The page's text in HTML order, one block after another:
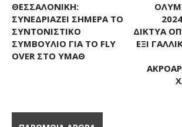
ΘΕΣΣΑΛΟΝΊΚΗ:
ΣΥΝΕΔΡΙΆΖΕΙ ΣΉΜΕΡΑ ΤΟ
ΣΥΝΤΟΝΙΣΤΙΚΌ
ΣΥΜΒΟΎΛΙΟ ΓΙΑ ΤΟ FLY
OVER ΣΤΟ ΥΜΑΘ
ΔΊΚΤΥΑ
ΈΞΙ